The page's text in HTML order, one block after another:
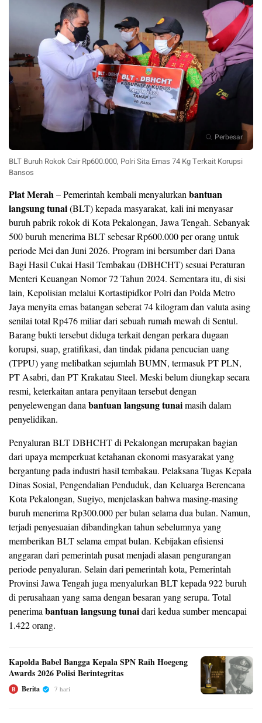
Perbesar
BLT Buruh Rokok Cair Rp600.000, Polri Sita Emas 74 Kg Terkait Korupsi
Bansos
Plat Merah– Pemerintah kembali menyalurkanbantuan
langsung tunai(BLT) kepada masyarakat, kali ini menyasar
buruh pabrik rokok di Kota Pekalongan, Jawa Tengah. Sebanyak
500 buruh menerima BLT sebesar Rp600.000 per orang untuk
periode Mei dan Juni 2026. Program ini bersumber dari Dana
Bagi Hasil Cukai Hasil Tembakau (DBHCHT) sesuai Peraturan
Menteri Keuangan Nomor 72 Tahun 2024. Sementara itu, di sisi
lain, Kepolisian melalui Kortastipidkor Polri dan Polda Metro
Jaya menyita emas batangan seberat 74 kilogram dan valuta asing
senilai total Rp476 miliar dari sebuah rumah mewah di Sentul.
Barang bukti tersebut diduga terkait dengan perkara dugaan
korupsi, suap, gratifikasi, dan tindak pidana pencucian uang
(TPPU) yang melibatkan sejumlah BUMN, termasuk PT PLN,
PT Asabri, dan PT Krakatau Steel. Meski belum diungkap secara
resmi, keterkaitan antara penyitaan tersebut dengan
penyelewengan danabantuan langsung tunaimasih dalam
penyelidikan.
Penyaluran BLT DBHCHT di Pekalongan merupakan bagian
dari upaya memperkuat ketahanan ekonomi masyarakat yang
bergantung pada industri hasil tembakau. Pelaksana Tugas Kepala
Dinas Sosial, Pengendalian Penduduk, dan Keluarga Berencana
Kota Pekalongan, Sugiyo, menjelaskan bahwa masing-masing
buruh menerima Rp300.000 per bulan selama dua bulan. Namun,
terjadi penyesuaian dibandingkan tahun sebelumnya yang
memberikan BLT selama empat bulan. Kebijakan efisiensi
anggaran dari pemerintah pusat menjadi alasan pengurangan
periode penyaluran. Selain dari pemerintah kota, Pemerintah
Provinsi Jawa Tengah juga menyalurkan BLT kepada 922 buruh
di perusahaan yang sama dengan besaran yang serupa. Total
penerimabantuan langsung tunaidari kedua sumber mencapai
1.422 orang.
Kapolda Babel Bangga Kepala SPN Raih Hoegeng
Awards 2026 Polisi Berintegritas
B Berita 7 hari